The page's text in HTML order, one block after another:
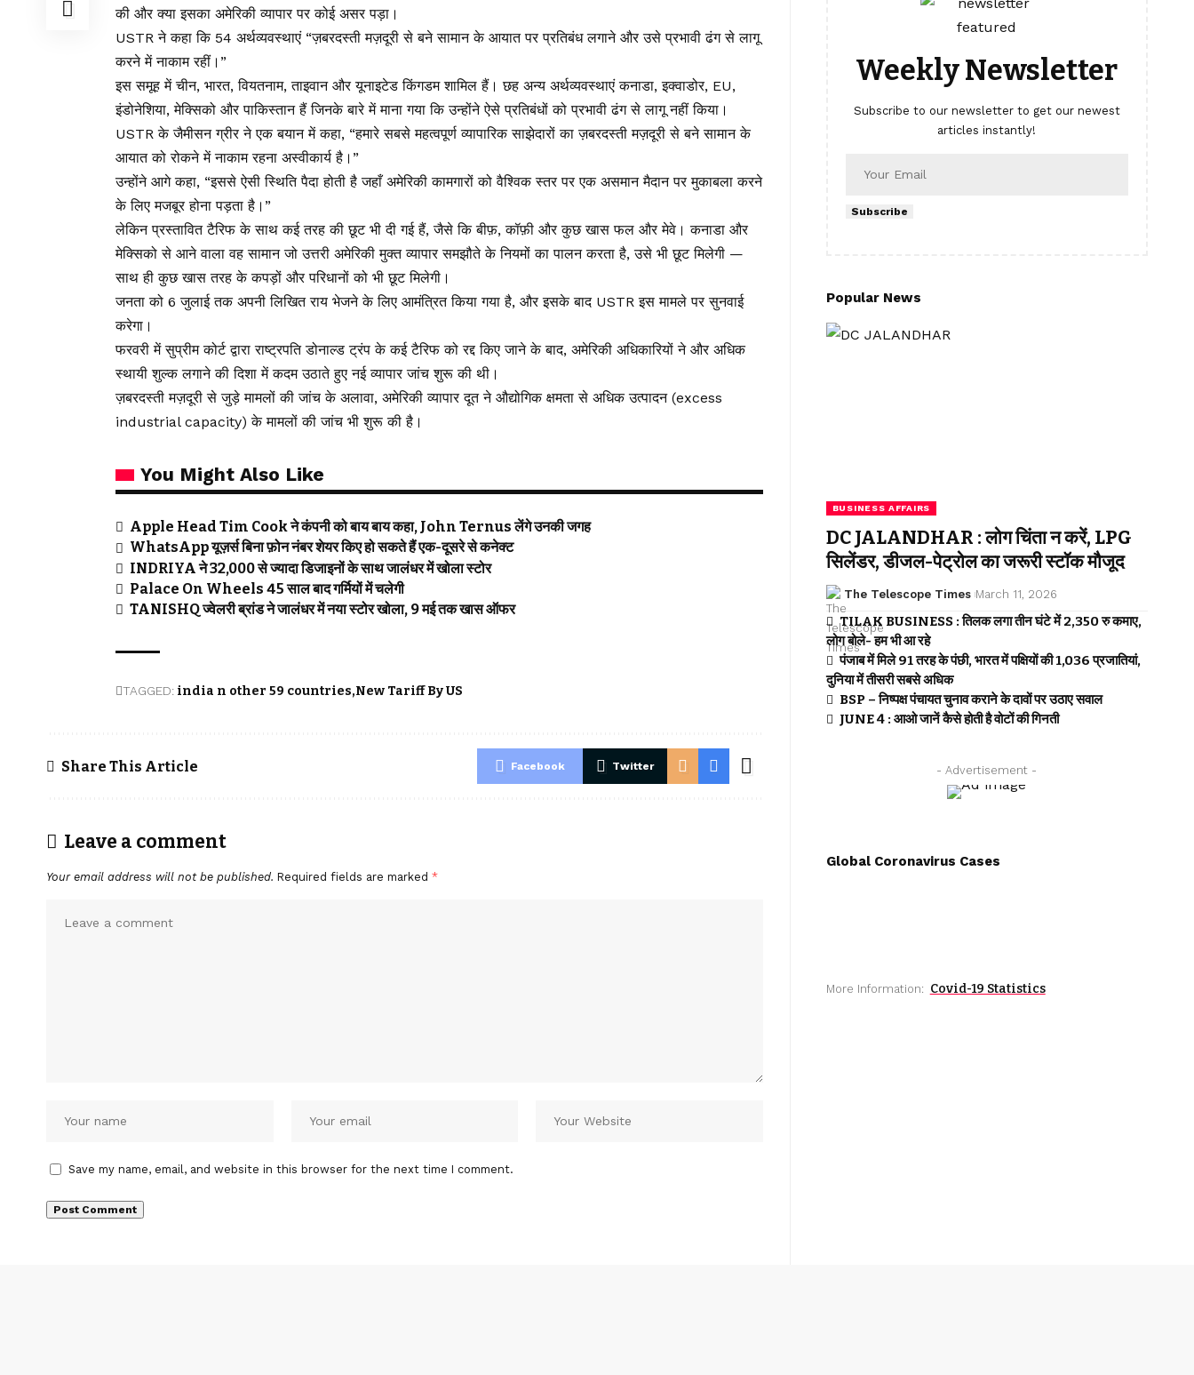
की और क्या इसका अमेरिकी व्यापार पर कोई असर पड़ा।
USTR ने कहा कि 54 अर्थव्यवस्थाएं “ज़बरदस्ती मज़दूरी से बने सामान के आयात पर प्रतिबंध लगाने और उसे प्रभावी ढंग से लागू
करने में नाकाम रहीं।”
इस समूह में चीन, भारत, वियतनाम, ताइवान और यूनाइटेड किंगडम शामिल हैं। छह अन्य अर्थव्यवस्थाएं कनाडा, इक्वाडोर, EU,
इंडोनेशिया, मेक्सिको और पाकिस्तान हैं जिनके बारे में माना गया कि उन्होंने ऐसे प्रतिबंधों को प्रभावी ढंग से लागू नहीं किया।
USTR के जैमीसन ग्रीर ने एक बयान में कहा, “हमारे सबसे महत्वपूर्ण व्यापारिक साझेदारों का ज़बरदस्ती मज़दूरी से बने सामान के
आयात को रोकने में नाकाम रहना अस्वीकार्य है।”
उन्होंने आगे कहा, “इससे ऐसी स्थिति पैदा होती है जहाँ अमेरिकी कामगारों को वैश्विक स्तर पर एक असमान मैदान पर मुकाबला करने
के लिए मजबूर होना पड़ता है।”
लेकिन प्रस्तावित टैरिफ के साथ कई तरह की छूट भी दी गई हैं, जैसे कि बीफ़, कॉफ़ी और कुछ खास फल और मेवे। कनाडा और
मेक्सिको से आने वाला वह सामान जो उत्तरी अमेरिकी मुक्त व्यापार समझौते के नियमों का पालन करता है, उसे भी छूट मिलेगी —
साथ ही कुछ खास तरह के कपड़ों और परिधानों को भी छूट मिलेगी।
जनता को 6 जुलाई तक अपनी लिखित राय भेजने के लिए आमंत्रित किया गया है, और इसके बाद USTR इस मामले पर सुनवाई
करेगा।
फरवरी में सुप्रीम कोर्ट द्वारा राष्ट्रपति डोनाल्ड ट्रंप के कई टैरिफ को रद्द किए जाने के बाद, अमेरिकी अधिकारियों ने और अधिक
स्थायी शुल्क लगाने की दिशा में कदम उठाते हुए नई व्यापार जांच शुरू की थी।
ज़बरदस्ती मज़दूरी से जुड़े मामलों की जांच के अलावा, अमेरिकी व्यापार दूत ने औद्योगिक क्षमता से अधिक उत्पादन (excess
industrial capacity) के मामलों की जांच भी शुरू की है।
You Might Also Like
Apple Head Tim Cook ने कंपनी को बाय बाय कहा, John Ternus लेंगे उनकी जगह
WhatsApp यूज़र्स बिना फ़ोन नंबर शेयर किए हो सकते हैं एक-दूसरे से कनेक्ट
INDRIYA ने 32,000 से ज्यादा डिजाइनों के साथ जालंधर में खोला स्टोर
Palace On Wheels 45 साल बाद गर्मियों में चलेगी
TANISHQ ज्वेलरी ब्रांड ने जालंधर में नया स्टोर खोला, 9 मई तक खास ऑफर
TAGGED: india n other 59 countries New Tariff By US
Share This Article Facebook Twitter
Leave a comment
Your email address will not be published. Required fields are marked *
Save my name, email, and website in this browser for the next time I comment.
Weekly Newsletter
Subscribe to our newsletter to get our newest
articles instantly!
Subscribe
Popular News
BUSINESS AFFAIRS
DC JALANDHAR : लोग चिंता न करें, LPG
सिलेंडर, डीजल-पेट्रोल का जरूरी स्टॉक मौजूद
The Telescope Times March 11, 2026
TILAK BUSINESS : तिलक लगा तीन घंटे में 2,350 रु कमाए,
लोग बोले- हम भी आ रहे
पंजाब में मिले 91 तरह के पंछी, भारत में पक्षियों की 1,036 प्रजातियां,
दुनिया में तीसरी सबसे अधिक
BSP – निष्पक्ष पंचायत चुनाव कराने के दावों पर उठाए सवाल
JUNE 4 : आओ जानें कैसे होती है वोटों की गिनती
- Advertisement -
Global Coronavirus Cases
More Information: Covid-19 Statistics